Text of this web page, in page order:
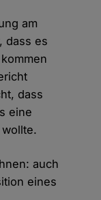
am
dass es
dass
eine
auch
eines